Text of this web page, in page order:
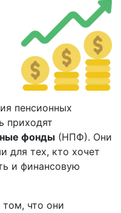
пенсионных
приходят
фонды (НПФ). Они
для тех, кто хочет
и финансовую
что они